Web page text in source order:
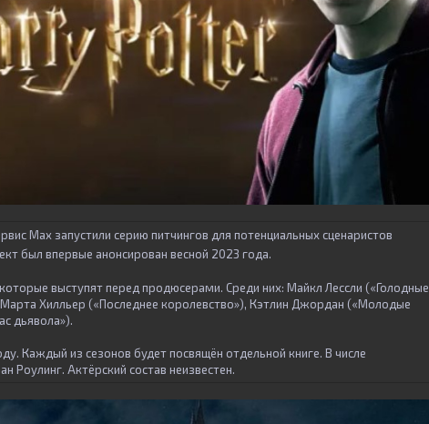
Max запустили серию питчингов для потенциальных сценаристов
был впервые анонсирован весной 2023 года.
выступят перед продюсерами. Среди них: Майкл Лессли («Голодные
Хилльер («Последнее королевство»), Кэтлин Джордан («Молодые
дьявола»).
Каждый из сезонов будет посвящён отдельной книге. В числе
Роулинг. Актёрский состав неизвестен.